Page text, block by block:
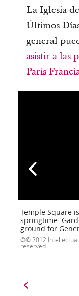
La Iglesia
Últimos
general
asistir a las
París
Temple Square
springtime.
ground for
© 2012
reserved.